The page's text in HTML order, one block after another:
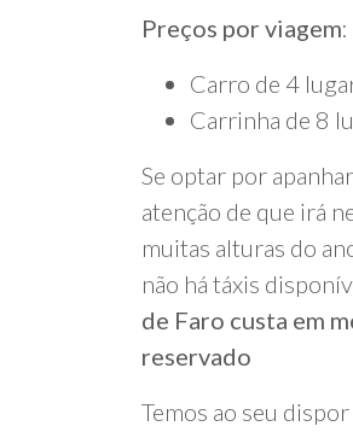
Preços por viagem:
Carro de 4
Carrinha de 8
Se optar por
atenção de que irá
muitas alturas do
não há táxis
de Faro custa em
reservado
Temos ao seu